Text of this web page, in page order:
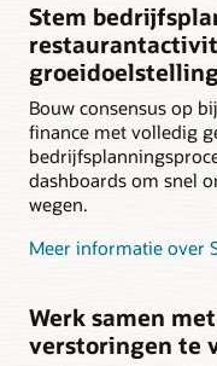
Stem
Bouw consensus op
finance met volledig
dashboards om snel
wegen.
Meer informatie over
Werk samen
verstoringen te